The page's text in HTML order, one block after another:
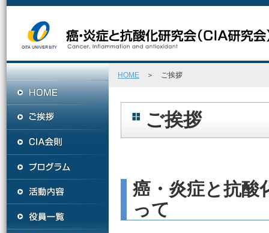
HOME ＞ ご挨拶
ご挨拶
癌・炎症と抗酸
って